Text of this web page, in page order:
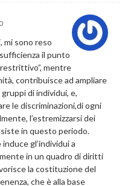
mi sono reso
il punto
mentre
contribuisce ad ampliare
di individui, e,
le discriminazioni,di ogni
l’estremizzarsi dei
in questo periodo.
gl’individui a
in un quadro di diritti
la costituzione del
che è alla base